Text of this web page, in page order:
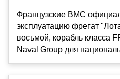
Французские ВМС
эксплуатацию фрегат
восьмой, корабль класса
Naval Group для